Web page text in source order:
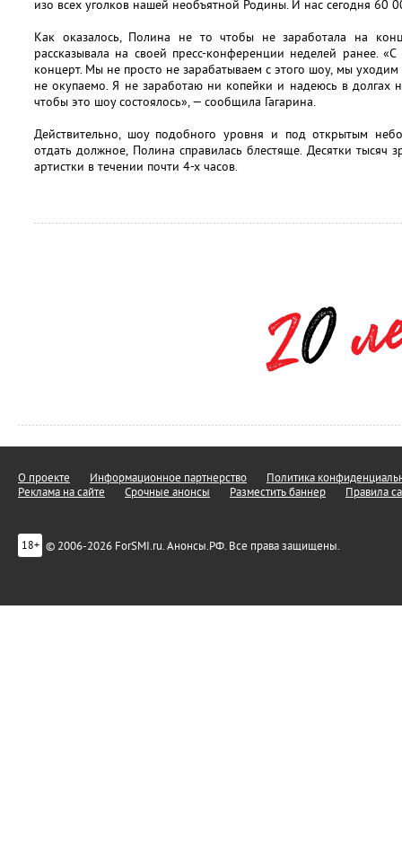
изо всех уголков нашей необъятной Родины. И нас сегодня 60
Как оказалось, Полина не то чтобы не заработала на
рассказывала на своей пресс-конференции неделей ранее.
концерт. Мы не просто не зарабатываем с этого шоу, мы
не окупаемо. Я не заработаю ни копейки и надеюсь в долгах
чтобы это шоу состоялось», — сообщила Гагарина.
Действительно, шоу подобного уровня и под открытым
отдать должное, Полина справилась блестяще. Десятки тысяч
артистки в течении почти 4-х часов.
О проекте Информационное партнерство
Политика
Реклама на сайте
Срочные анонсы Разместить баннер Правила
18+ © 2006-2026 ForSMI.ru. Анонсы.РФ. Все права защищены.